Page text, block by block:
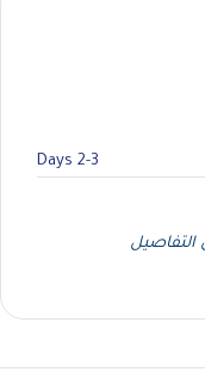
2-3 Days
التفاصيل